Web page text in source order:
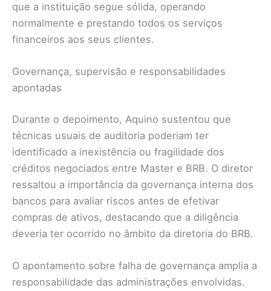
que a instituição segue sólida, operando
normalmente e prestando todos os serviços
financeiros aos seus clientes.
Governança, supervisão e responsabilidades
apontadas
Durante o depoimento, Aquino sustentou que
técnicas usuais de auditoria poderiam ter
identificado a inexistência ou fragilidade dos
créditos negociados entre Master e BRB. O diretor
ressaltou a importância da governança interna dos
bancos para avaliar riscos antes de efetivar
compras de ativos, destacando que a diligência
deveria ter ocorrido no âmbito da diretoria do BRB.
O apontamento sobre falha de governança amplia a
responsabilidade das administrações envolvidas.